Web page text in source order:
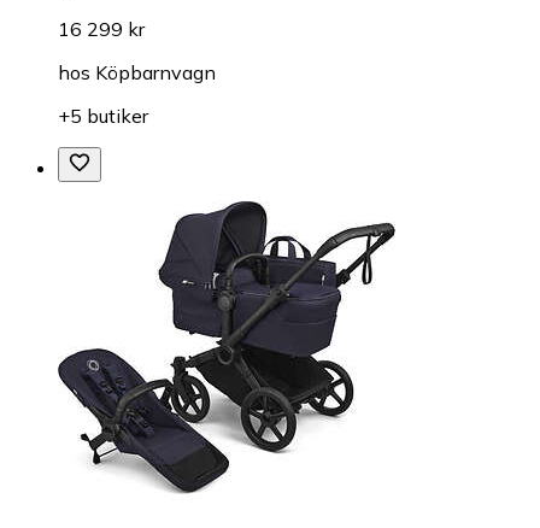
16 299 kr
hos Köpbarnvagn
+5 butiker